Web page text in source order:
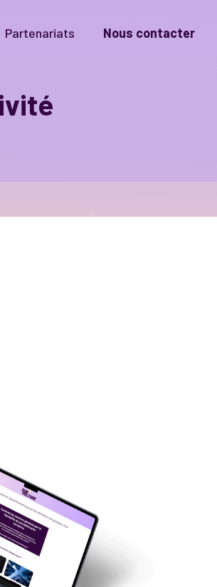
Partenariats Nous contacter